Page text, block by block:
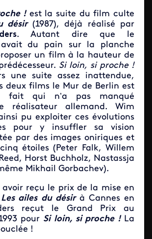
!est la suite du film culte
désir(1987), déjà réalisé par
. Autant dire que le
avait du pain sur la planche
un film à la hauteur de
Si loin, si proche !
une suite assez inattendue,
deux films le Mur de Berlin est
fait qui n’a pas manqué
réalisateur allemand. Wim
pu exploiter ces évolutions
pour y insuffler sa vision
par des images oniriques et
étoiles (Peter Falk, Willem
Horst Buchholz, Nastassja
Mikhail Gorbachev).
avoir reçu le prix de la mise en
Les ailes du désirà Cannes en
reçut le Grand Prix au
pour Si loin, si proche !La
!